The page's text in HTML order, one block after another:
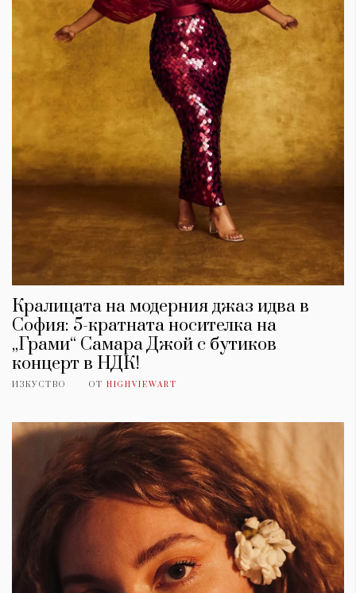
Кралицата на модерния джаз идва в
София: 5-кратната носителка на
„Грами“ Самара Джой с бутиков
концерт в НДК!
ИЗКУСТВО ОТ HIGHVIEWART